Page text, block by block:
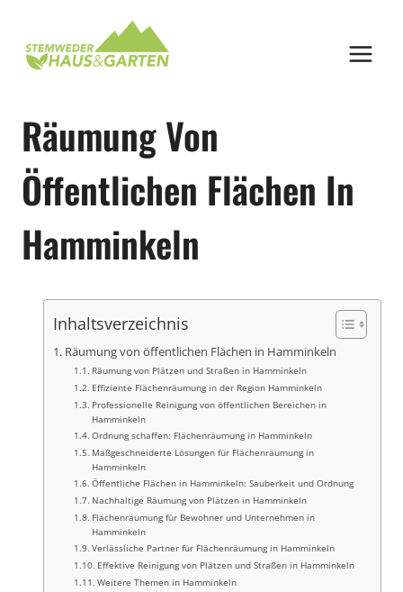
springen
Räumung Von
Öffentlichen Flächen In
Hamminkeln
Inhaltsverzeichnis
Räumung von öffentlichen Flächen in Hamminkeln
Räumung von Plätzen und Straßen in Hamminkeln
Effiziente Flächenräumung in der Region Hamminkeln
Professionelle Reinigung von öffentlichen Bereichen in
Hamminkeln
Ordnung schaffen: Flächenräumung in Hamminkeln
Maßgeschneiderte Lösungen für Flächenräumung in
Hamminkeln
Öffentliche Flächen in Hamminkeln: Sauberkeit und Ordnung
Nachhaltige Räumung von Plätzen in Hamminkeln
Flächenräumung für Bewohner und Unternehmen in
Hamminkeln
Verlässliche Partner für Flächenräumung in Hamminkeln
Effektive Reinigung von Plätzen und Straßen in Hamminkeln
Weitere Themen in Hamminkeln